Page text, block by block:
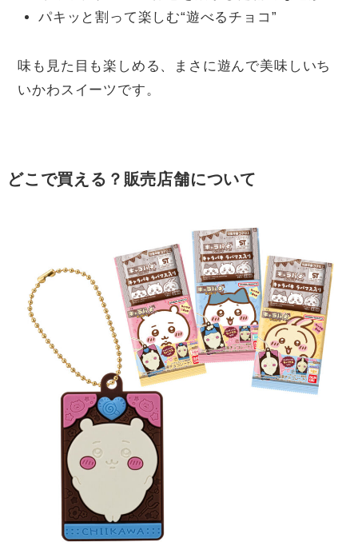
パキッと割って楽しむ“遊べるチョコ”
味も見た目も楽しめる、まさに遊んで美味しいち
いかわスイーツです。
どこで買える？販売店舗について